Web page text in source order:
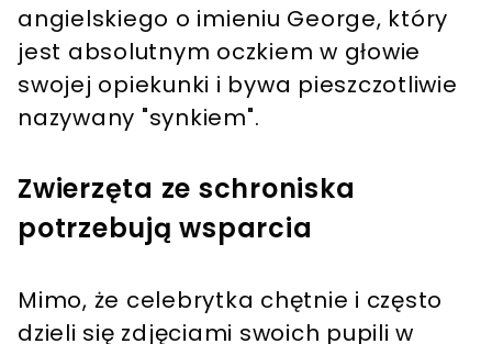
angielskiego o imieniu George, który
jest absolutnym oczkiem w głowie
swojej opiekunki i bywa pieszczotliwie
nazywany "synkiem".
Zwierzęta ze schroniska
potrzebują wsparcia
Mimo, że celebrytka chętnie i często
dzieli się zdjęciami swoich pupili w